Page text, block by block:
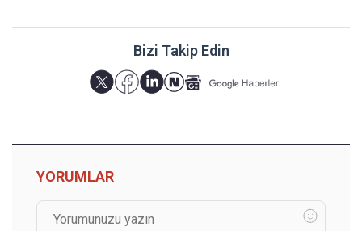
Bizi Takip Edin
YORUMLAR